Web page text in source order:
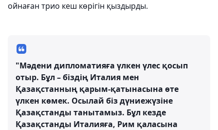
ойнаған трио кеш көрігін қыздырды.
"Мәдени дипломатияға үлкен үлес қосып
отыр. Бұл – біздің Италия мен
Қазақстанның қарым-қатынасына өте
үлкен көмек. Осылай біз дүниежүзіне
Қазақстанды танытамыз. Бұл кезде
Қазақстанды Италияға, Рим қаласына